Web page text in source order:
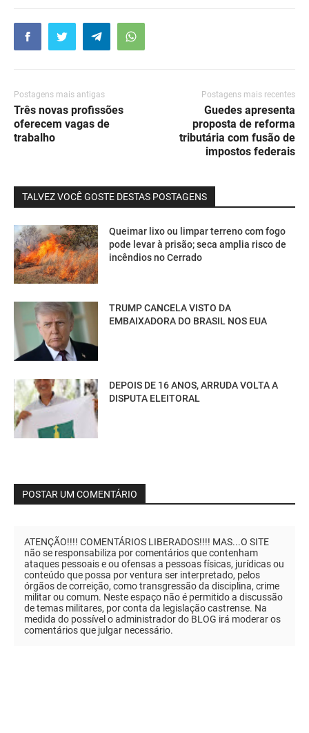
Postagens mais antigas
Três novas profissões
oferecem vagas de
trabalho
Postagens mais recentes
Guedes apresenta
proposta de reforma
tributária com fusão de
impostos federais
TALVEZ VOCÊ GOSTE DESTAS POSTAGENS
Queimar lixo ou limpar terreno com fogo
pode levar à prisão; seca amplia risco de
incêndios no Cerrado
TRUMP CANCELA VISTO DA
EMBAIXADORA DO BRASIL NOS EUA
DEPOIS DE 16 ANOS, ARRUDA VOLTA A
DISPUTA ELEITORAL
POSTAR UM COMENTÁRIO
ATENÇÃO!!!! COMENTÁRIOS LIBERADOS!!!! MAS...O SITE
não se responsabiliza por comentários que contenham
ataques pessoais e ou ofensas a pessoas físicas, jurídicas ou
conteúdo que possa por ventura ser interpretado, pelos
órgãos de correição, como transgressão da disciplina, crime
militar ou comum. Neste espaço não é permitido a discussão
de temas militares, por conta da legislação castrense. Na
medida do possível o administrador do BLOG irá moderar os
comentários que julgar necessário.